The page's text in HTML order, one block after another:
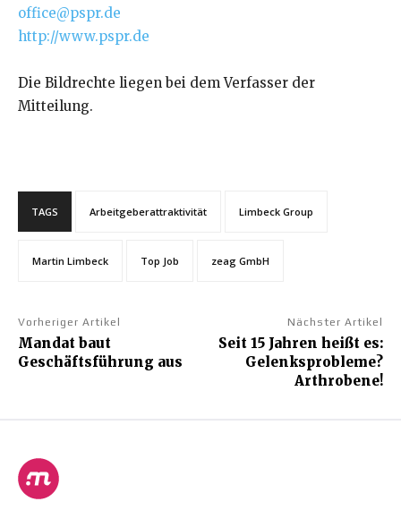
office@pspr.de
http://www.pspr.de
Die Bildrechte liegen bei dem Verfasser der
Mitteilung.
TAGS Arbeitgeberattraktivität Limbeck Group
Martin Limbeck Top Job zeag GmbH
Vorheriger Artikel
Mandat baut
Geschäftsführung aus
Nächster Artikel
Seit 15 Jahren heißt es:
Gelenksprobleme?
Arthrobene!